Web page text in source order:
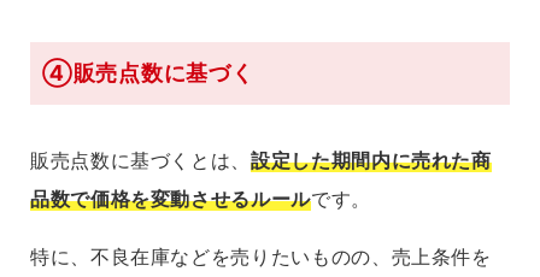
④販売点数に基づく
販売点数に基づくとは、設定した期間内に売れた商
品数で価格を変動させるルールです。
特に、不良在庫などを売りたいものの、売上条件を